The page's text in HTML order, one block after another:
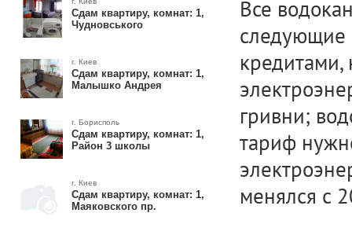
Сдам квартиру, комнат: 1,
Чудновського
г. Киев
Сдам квартиру, комнат: 1,
Малышко Андрея
г. Борисполь
Сдам квартиру, комнат: 1,
Район 3 школы
г. Киев
Сдам квартиру, комнат: 1,
Маяковского пр.
Все
следующие
кредитами,
гривни;
тариф
менялся с